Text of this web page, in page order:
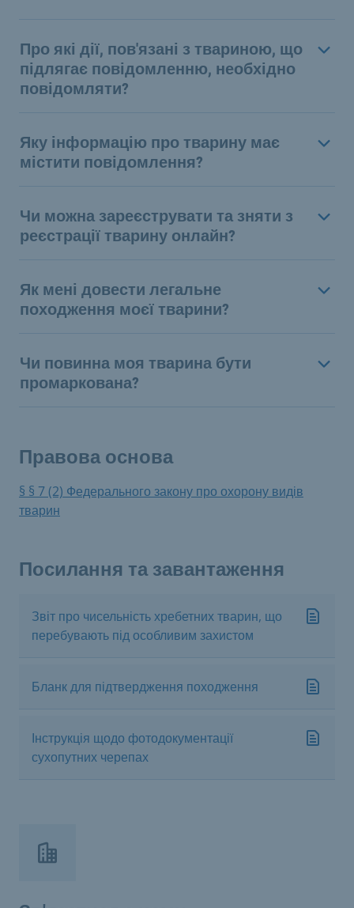
Про які дії, пов'язані з твариною, що
підлягає повідомленню, необхідно
повідомляти?
Яку інформацію про тварину має
містити повідомлення?
Чи можна зареєструвати та зняти з
реєстрації тварину онлайн?
Як мені довести легальне
походження моєї тварини?
Чи повинна моя тварина бути
промаркована?
Правова основа
§ § 7 (2) Федерального закону про охорону видів
тварин
Посилання та завантаження
Звіт про чисельність хребетних тварин, що
перебувають під особливим захистом
Бланк для підтвердження походження
Інструкція щодо фотодокументації
сухопутних черепах